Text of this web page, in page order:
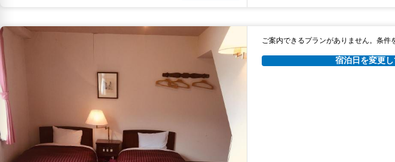
ご案内できるプランがありません。条件
宿泊日を変更